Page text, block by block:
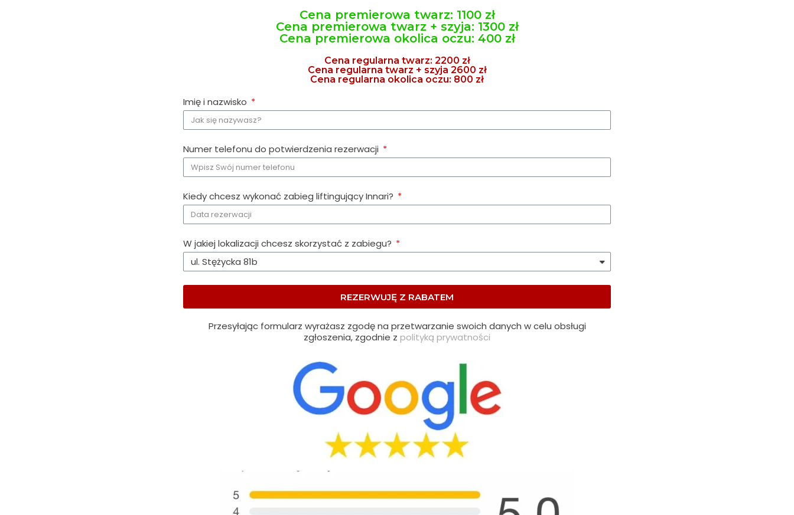
Cena premierowa twarz: 1100 zł
Cena premierowa twarz + szyja: 1300 zł
Cena premierowa okolica oczu: 400 zł
Cena regularna twarz: 2200 zł
Cena regularna twarz + szyja 2600 zł
Cena regularna okolica oczu: 800 zł
Imię i nazwisko
Numer telefonu do potwierdzenia rezerwacji
Kiedy chcesz wykonać zabieg liftingujący Innari?
W jakiej lokalizacji chcesz skorzystać z zabiegu?
REZERWUJĘ Z RABATEM
Przesyłając formularz wyrażasz zgodę na przetwarzanie swoich danych w celu obsługi
zgłoszenia, zgodnie z polityką prywatności